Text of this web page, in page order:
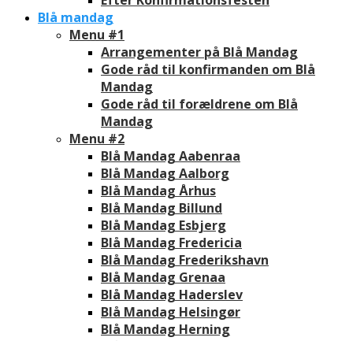
Blå mandag
Menu #1
Arrangementer på Blå Mandag
Gode råd til konfirmanden om Blå
Mandag
Gode råd til forældrene om Blå
Mandag
Menu #2
Blå Mandag Aabenraa
Blå Mandag Aalborg
Blå Mandag Århus
Blå Mandag Billund
Blå Mandag Esbjerg
Blå Mandag Fredericia
Blå Mandag Frederikshavn
Blå Mandag Grenaa
Blå Mandag Haderslev
Blå Mandag Helsingør
Blå Mandag Herning